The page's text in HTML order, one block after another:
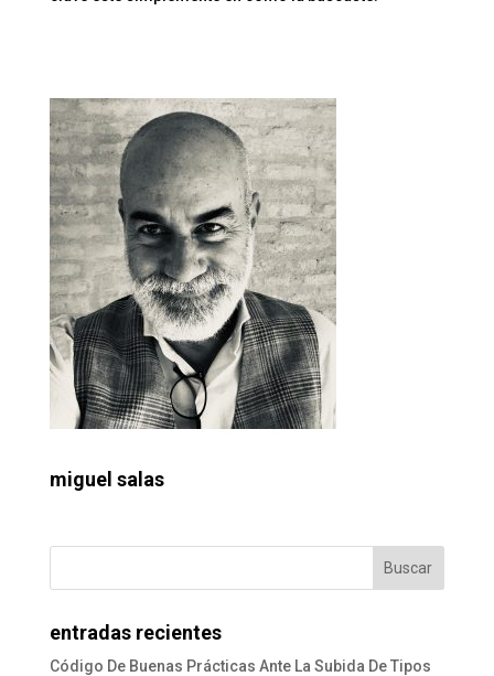
miguel salas
entradas recientes
Código De Buenas Prácticas Ante La Subida De Tipos